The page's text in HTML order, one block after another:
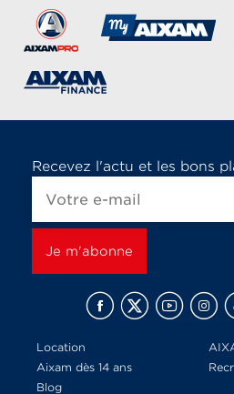
Recevez l'actu et les bons
Location
Aixam dès 14 ans
Blog